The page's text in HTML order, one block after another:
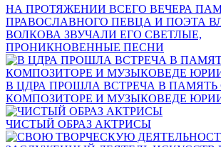
НА ПРОТЯЖЕНИИ ВСЕГО ВЕЧЕРА
ПРАВОСЛАВНОГО ПЕВЦА И ПОЭТА
ВОЛКОВА ЗВУЧАЛИ ЕГО СВЕТЛЫЕ,
ПРОНИКНОВЕННЫЕ ПЕСНИ
В ЦДРА ПРОШЛА ВСТРЕЧА В ПАМЯТЬ
КОМПОЗИТОРЕ И МУЗЫКОВЕДЕ
ЧИСТЫЙ ОБРАЗ АКТРИСЫ